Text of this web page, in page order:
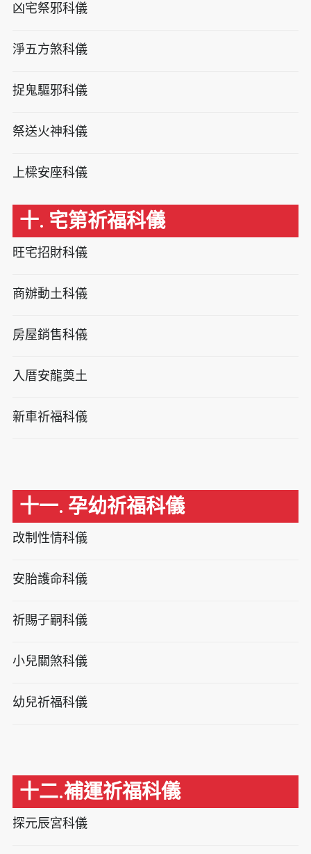
凶宅祭邪科儀
淨五方煞科儀
捉鬼驅邪科儀
祭送火神科儀
上樑安座科儀
十. 宅第祈福科儀
旺宅招財科儀
商辦動土科儀
房屋銷售科儀
入厝安龍奠土
新車祈福科儀
十一. 孕幼祈福科儀
改制性情科儀
安胎護命科儀
祈賜子嗣科儀
小兒關煞科儀
幼兒祈福科儀
十二.補運祈福科儀
探元辰宮科儀